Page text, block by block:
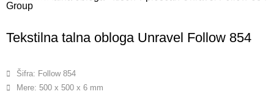
Tekstilna talna obloga Unravel Follow 854
Šifra: Follow 854
Mere: 500 x 500 x 6 mm